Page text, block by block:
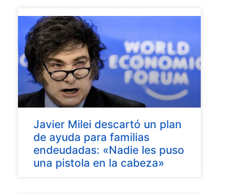
Javier Milei descartó un plan
de ayuda para familias
endeudadas: «Nadie les puso
una pistola en la cabeza»